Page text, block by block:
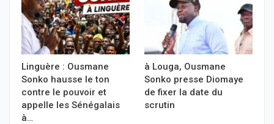
Linguère : Ousmane
Sonko hausse le ton
contre le pouvoir et
appelle les Sénégalais
à…
à Louga, Ousmane
Sonko presse Diomaye
de fixer la date du
scrutin